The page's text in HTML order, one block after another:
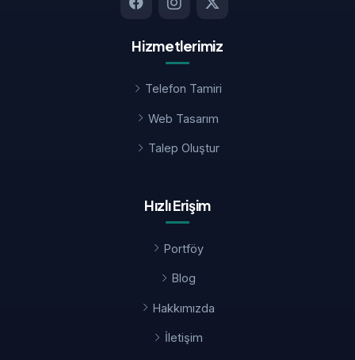
Hizmetlerimiz
Telefon Tamiri
Web Tasarım
Talep Oluştur
Hızlı Erişim
Portföy
Blog
Hakkımızda
İletişim